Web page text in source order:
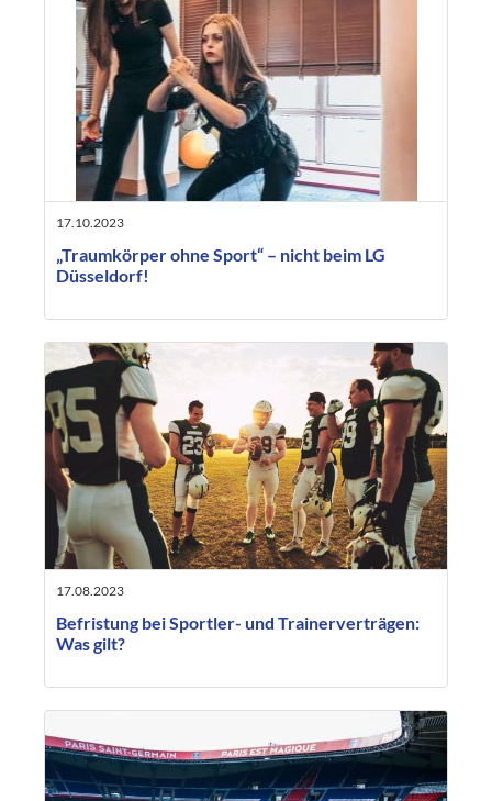
17.10.2023
„Traumkörper ohne Sport“ – nicht beim LG
Düsseldorf!
17.08.2023
Befristung bei Sportler- und Trainerverträgen:
Was gilt?